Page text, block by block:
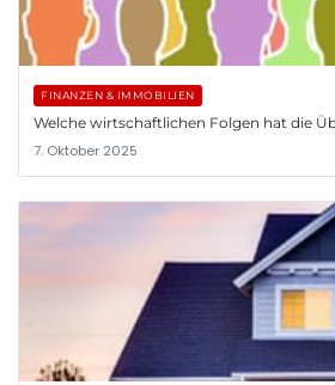
FINANZEN & IMMOBILIEN
Welche wirtschaftlichen Folgen hat die
7. Oktober 2025